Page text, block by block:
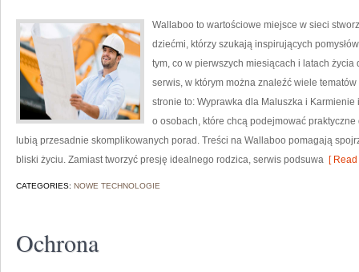
Wallaboo to wartościowe miejsce w sieci
dziećmi, którzy szukają inspirujących
tym, co w pierwszych miesiącach i latach
serwis, w którym można znaleźć wiele
stronie to: Wyprawka dla Maluszka i Karmienie
o osobach, które chcą podejmować
lubią przesadnie skomplikowanych porad. Treści na Wallaboo pomagają
bliski życiu. Zamiast tworzyć presję idealnego rodzica, serwis podsuwa [
CATEGORIES: NOWE TECHNOLOGIE
Ochrona